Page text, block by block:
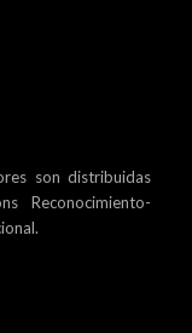
son distribuidas
Reconocimiento-